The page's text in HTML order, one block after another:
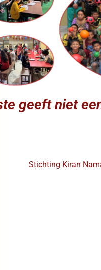
geeft niet
Stichting Kiran